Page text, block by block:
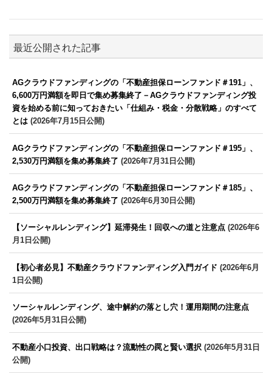
最近公開された記事
AGクラウドファンディングの「不動産担保ローンファンド＃191」、
6,600万円満額を即日で集め募集終了－AGクラウドファンディング投
資を始める前に知っておきたい「仕組み・税金・分散戦略」のすべて
とは (2026年7月15日公開)
AGクラウドファンディングの「不動産担保ローンファンド＃195」、
2,530万円満額を集め募集終了 (2026年7月31日公開)
AGクラウドファンディングの「不動産担保ローンファンド＃185」、
2,500万円満額を集め募集終了 (2026年6月30日公開)
【ソーシャルレンディング】延滞発生！回収への道と注意点 (2026年6
月1日公開)
【初心者必見】不動産クラウドファンディング入門ガイド (2026年6月
1日公開)
ソーシャルレンディング、途中解約の落とし穴！運用期間の注意点
(2026年5月31日公開)
不動産小口投資、出口戦略は？流動性の罠と賢い選択 (2026年5月31日
公開)